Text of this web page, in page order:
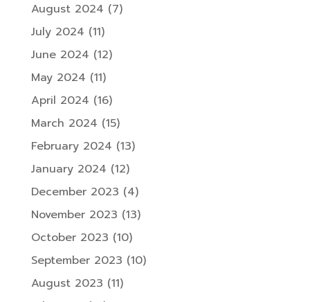
August 2024 (7)
July 2024 (11)
June 2024 (12)
May 2024 (11)
April 2024 (16)
March 2024 (15)
February 2024 (13)
January 2024 (12)
December 2023 (4)
November 2023 (13)
October 2023 (10)
September 2023 (10)
August 2023 (11)